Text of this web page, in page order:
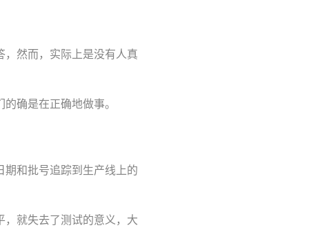
，然而，实际上是没有人真
确是在正确地做事。
期和批号追踪到生产线上的
，就失去了测试的意义，大